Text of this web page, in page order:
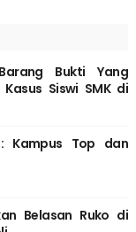
Bukti Yang
Siswi SMK di
Kampus Top dan
Belasan Ruko di